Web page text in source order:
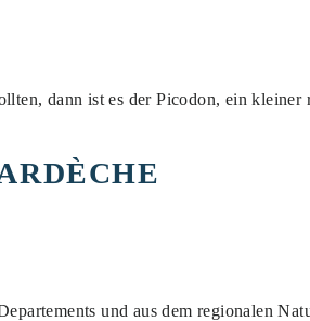
dann ist es der Picodon, ein kleiner
und aus dem regionalen